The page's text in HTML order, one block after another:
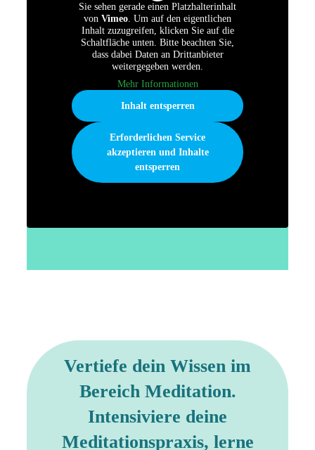
Sie sehen gerade einen Platzhalterinhalt
von Vimeo. Um auf den eigentlichen
Inhalt zuzugreifen, klicken Sie auf die
Schaltfläche unten. Bitte beachten Sie,
dass dabei Daten an Drittanbieter
weitergegeben werden.
Mehr Informationen
Inhalt entsperren
Erforderlichen Service
akzeptieren und Inhalte
entsperren
Vertiefe dein Wissen im
Bereich Meditation.
Intensiviere deine
Meditationspraxis, lerne